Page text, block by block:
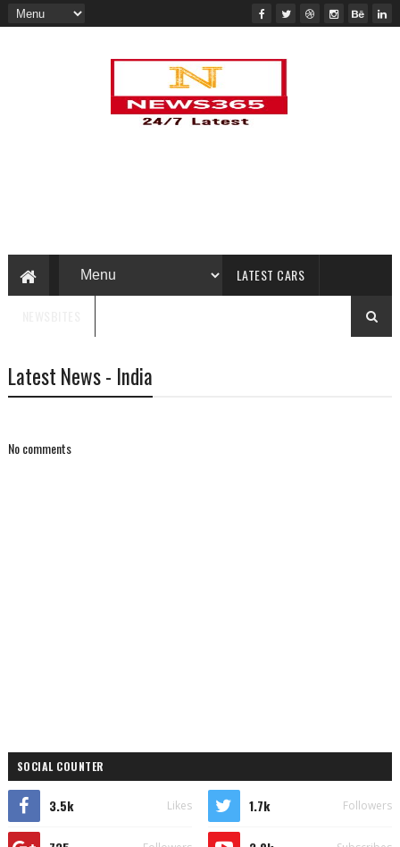
LATEST CARS
Latest News - India
No comments
SOCIAL COUNTER
3.5k Likes 1.7k Followers